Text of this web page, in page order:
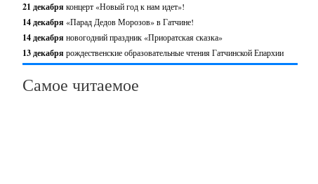
21 декабря концерт «Новый год к нам идет»!
14 декабря «Парад Дедов Морозов» в Гатчине!
14 декабря новогодний праздник «Приоратская сказка»
13 декабря рождественские образовательные чтения Гатчинской Епархии
Самое читаемое